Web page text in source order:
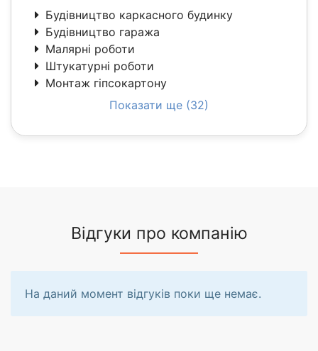
Будівництво каркасного будинку
Будівництво гаража
Малярні роботи
Штукатурні роботи
Монтаж гіпсокартону
Показати ще (32)
Відгуки про компанію
На даний момент відгуків поки ще немає.